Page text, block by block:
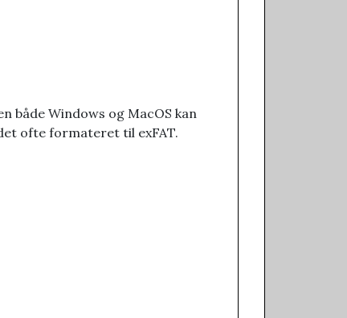
både Windows og MacOS kan
ofte formateret til exFAT.